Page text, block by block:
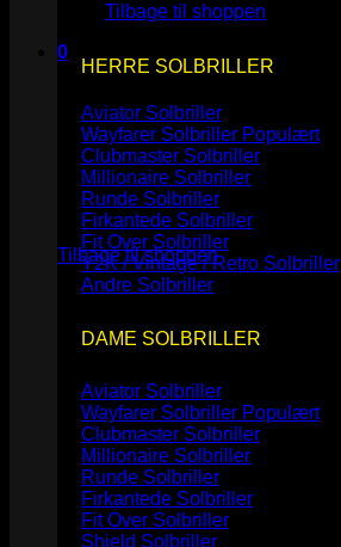
Tilbage til shoppen
0
Kurv
Ingen varer i kurven.
Tilbage til shoppen
HERRE SOLBRILLER
Aviator Solbriller
Wayfarer Solbriller
Clubmaster Solbriller
Millionaire Solbriller
Runde Solbriller
Firkantede Solbriller
Fit Over Solbriller
Y2K / Vintage / Retro Solbriller
Andre Solbriller
DAME SOLBRILLER
Aviator Solbriller
Wayfarer Solbriller
Clubmaster Solbriller
Millionaire Solbriller
Runde Solbriller
Firkantede Solbriller
Fit Over Solbriller
Shield Solbriller